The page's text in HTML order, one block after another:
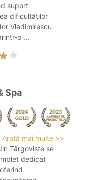
suport
dificultăților
Vladimirescu
o ...
Spa
Arată mai multe >>
Târgoviște se
dedicat